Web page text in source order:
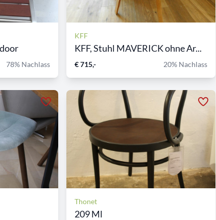
78% Nachlass
KFF
KFF, Stuhl MAVERICK ohne Ar...
€ 715,- 20% Nachlass
Thonet
209 Ml